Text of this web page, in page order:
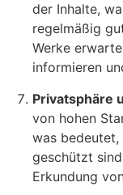
der Inhalte,
regelmäßig
Werke
informieren
Privatsphäre
von hohen
was bedeutet,
geschützt
Erkundung